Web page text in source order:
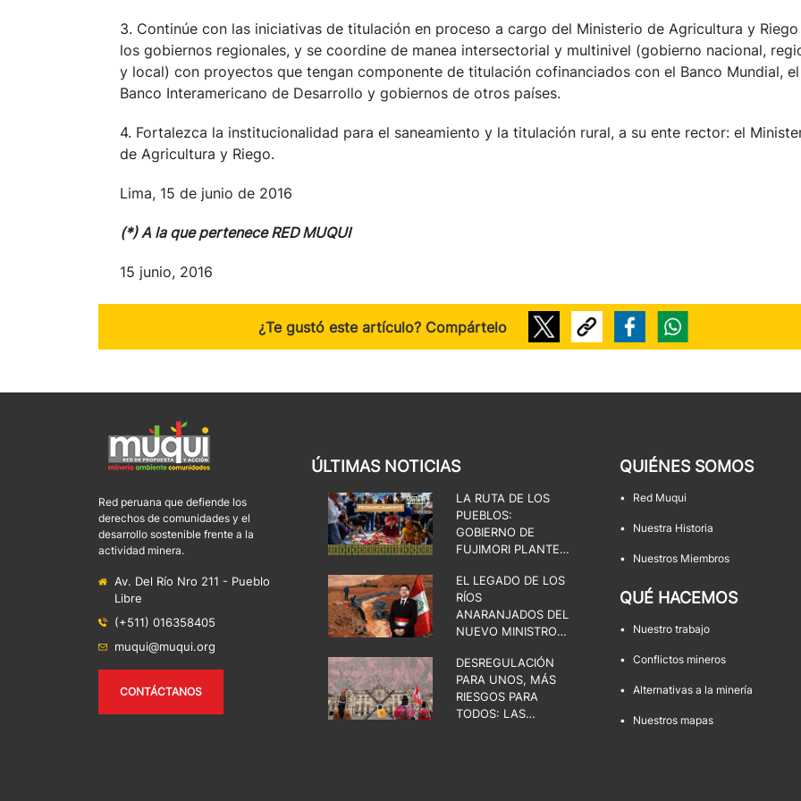
3. Continúe con las iniciativas de titulación en proceso a cargo del Ministerio de Agricultura y
los gobiernos regionales, y se coordine de manea intersectorial y multinivel (gobierno nacional,
y local) con proyectos que tengan componente de titulación cofinanciados con el Banco Mundial, el
Banco Interamericano de Desarrollo y gobiernos de otros países.
4. Fortalezca la institucionalidad para el saneamiento y la titulación rural, a su ente rector: el
de Agricultura y Riego.
Lima, 15 de junio de 2016
(*) A la que pertenece RED MUQUI
15 junio, 2016
¿Te gustó este artículo? Compártelo
Red peruana que defiende los
derechos de comunidades y el
desarrollo sostenible frente a la
actividad minera.
Av. Del Río Nro 211 - Pueblo
Libre
(+511) 016358405
muqui@muqui.org
CONTÁCTANOS
ÚLTIMAS NOTICIAS
LA RUTA DE LOS
PUEBLOS:
GOBIERNO DE
FUJIMORI PLANTEA
EL ESTADO, LA
DEMOCRACIA Y LOS
TERRITORIOS
EL LEGADO DE LOS
RÍOS
ANARANJADOS DEL
NUEVO MINISTRO
MINAS
DESREGULACIÓN
PARA UNOS, MÁS
RIESGOS PARA
TODOS: LAS
QUIÉNES SOMOS
• Red Muqui
• Nuestra Historia
• Nuestros Miembros
QUÉ HACEMOS
• Nuestro trabajo
• Conflictos mineros
• Alternativas a la minería
• Nuestros mapas